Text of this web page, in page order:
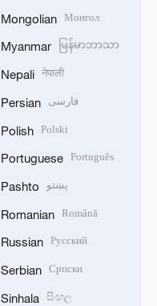
Mongolian Монгол
Myanmar မြန်မာဘာသာ
Nepali नेपाली
Persian فارسی
Polish Polski
Portuguese Português
Pashto پښتو
Romanian Română
Russian Русский
Serbian Српски
Sinhala සිංහල